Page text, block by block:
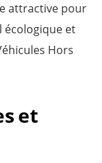
attractive pour
écologique et
Hors
et